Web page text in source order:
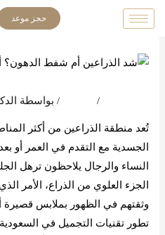
تخطي
إلى
حجز موعد
/ / بواسطة
تُعد منطقة الذراعين من أكثر
الجسدية مع التقدم في العمر أو
النساء والرجال يلاحظون ترهل
الجزء العلوي من الذراع، الأمر
وثقتهم في الظهور بملابس قصيرة
تطور تقنيات التجميل في